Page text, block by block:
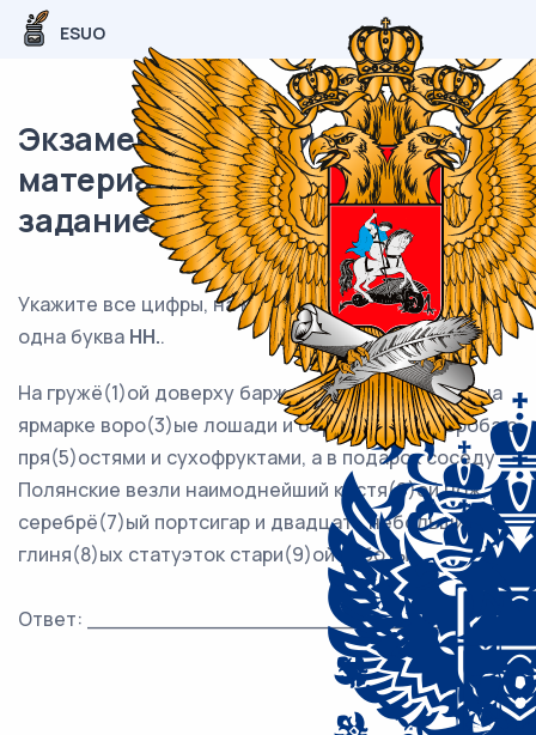
ESUO
Экзаменационный (типовой)
материал ЕГЭ / Русский / 15
задание (24) / 109
Укажите все цифры, на месте которых пишется
одна буква НН..
На гружё(1)ой доверху барже плыли купле(2)ые на
ярмарке воро(3)ые лошади и берестя(4)ые короба с
пря(5)остями и сухофруктами, а в подарок соседу
Полянские везли наимоднейший костя(6)ой нож,
серебрё(7)ый портсигар и двадцать небольших
глиня(8)ых статуэток стари(9)ой работы.
Ответ: ___________________________.